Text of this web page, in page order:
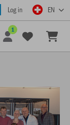
Log in EN
1